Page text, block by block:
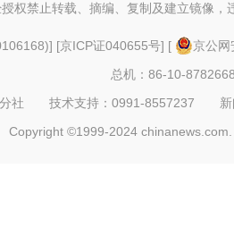
授权禁止转载、摘编、复制及建立镜像，
] [京ICP证040655号] [
京公
总机：86-10-
分社 技术支持：0991-8557237
Copyright ©1999-2024